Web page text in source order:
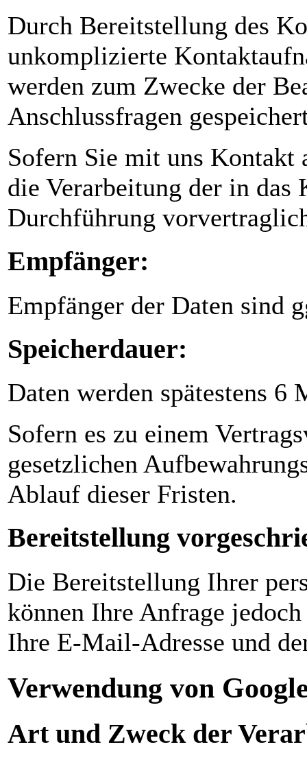
Durch Bereitstellung des
unkomplizierte
werden zum Zwecke der
Anschlussfragen
Sofern Sie mit uns Kontakt
die Verarbeitung der in das
Durchführung
Empfänger:
Empfänger der Daten sind
Speicherdauer:
Daten werden spätestens 6
Sofern es zu einem
gesetzlichen
Ablauf dieser Fristen.
Bereitstellung
Die Bereitstellung Ihrer
können Ihre Anfrage
Ihre E-Mail-Adresse und
Verwendung von
Art und Zweck der